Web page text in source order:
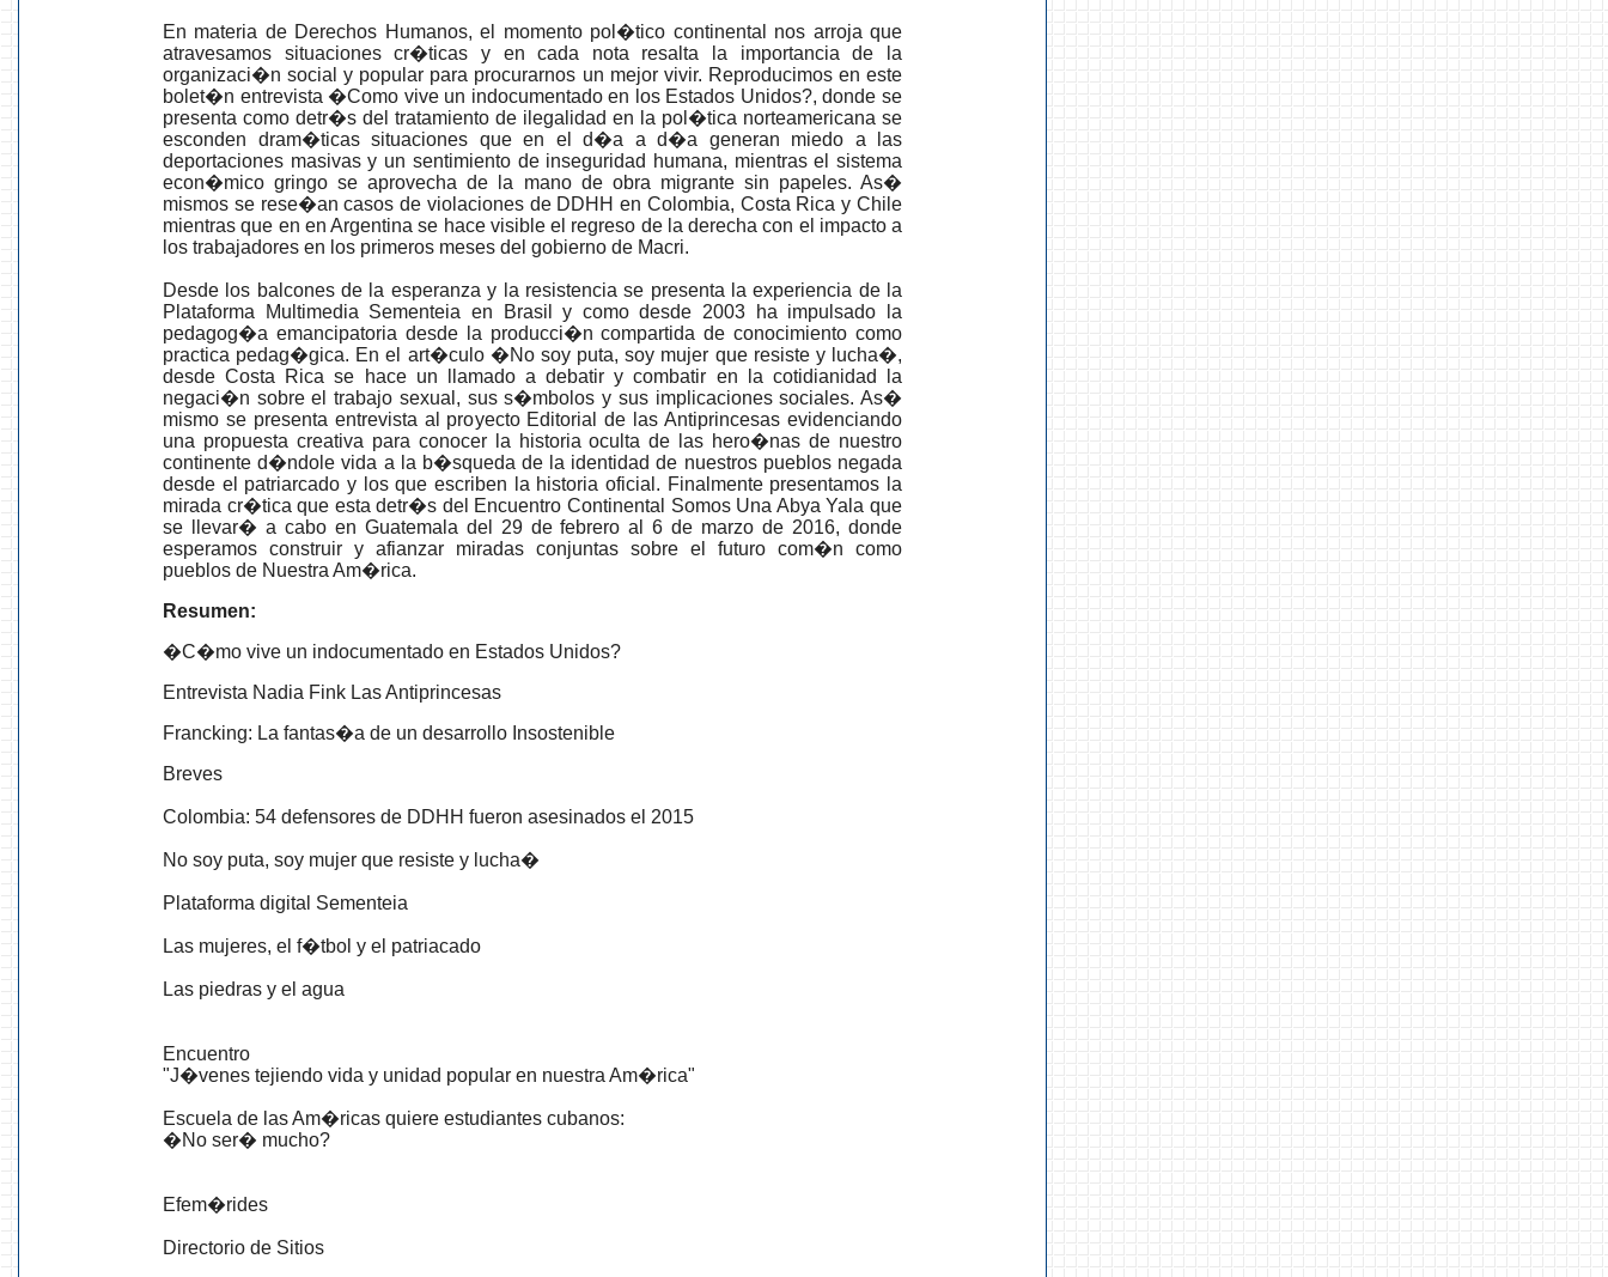
En materia de Derechos Humanos, el momento pol�tico continental nos arroja que
atravesamos situaciones cr�ticas y en cada nota resalta la importancia de la
organizaci�n social y popular para procurarnos un mejor vivir. Reproducimos en este
bolet�n entrevista �Como vive un indocumentado en los Estados Unidos?, donde se
presenta como detr�s del tratamiento de ilegalidad en la pol�tica norteamericana se
esconden dram�ticas situaciones que en el d�a a d�a generan miedo a las
deportaciones masivas y un sentimiento de inseguridad humana, mientras el sistema
econ�mico gringo se aprovecha de la mano de obra migrante sin papeles. As�
mismos se rese�an casos de violaciones de DDHH en Colombia, Costa Rica y Chile
mientras que en en Argentina se hace visible el regreso de la derecha con el impacto a
los trabajadores en los primeros meses del gobierno de Macri.
Desde los balcones de la esperanza y la resistencia se presenta la experiencia de la
Plataforma Multimedia Sementeia en Brasil y como desde 2003 ha impulsado la
pedagog�a emancipatoria desde la producci�n compartida de conocimiento como
practica pedag�gica. En el art�culo �No soy puta, soy mujer que resiste y lucha�,
desde Costa Rica se hace un llamado a debatir y combatir en la cotidianidad la
negaci�n sobre el trabajo sexual, sus s�mbolos y sus implicaciones sociales. As�
mismo se presenta entrevista al proyecto Editorial de las Antiprincesas evidenciando
una propuesta creativa para conocer la historia oculta de las hero�nas de nuestro
continente d�ndole vida a la b�squeda de la identidad de nuestros pueblos negada
desde el patriarcado y los que escriben la historia oficial. Finalmente presentamos la
mirada cr�tica que esta detr�s del Encuentro Continental Somos Una Abya Yala que
se llevar� a cabo en Guatemala del 29 de febrero al 6 de marzo de 2016, donde
esperamos construir y afianzar miradas conjuntas sobre el futuro com�n como
pueblos de Nuestra Am�rica.
Resumen:
�C�mo vive un indocumentado en Estados Unidos?
Entrevista Nadia Fink Las Antiprincesas
Francking: La fantas�a de un desarrollo Insostenible
Breves
Colombia: 54 defensores de DDHH fueron asesinados el 2015
No soy puta, soy mujer que resiste y lucha�
Plataforma digital Sementeia
Las mujeres, el f�tbol y el patriacado
Las piedras y el agua
Encuentro
"J�venes tejiendo vida y unidad popular en nuestra Am�rica"
Escuela de las Am�ricas quiere estudiantes cubanos:
�No ser� mucho?
Efem�rides
Directorio de Sitios